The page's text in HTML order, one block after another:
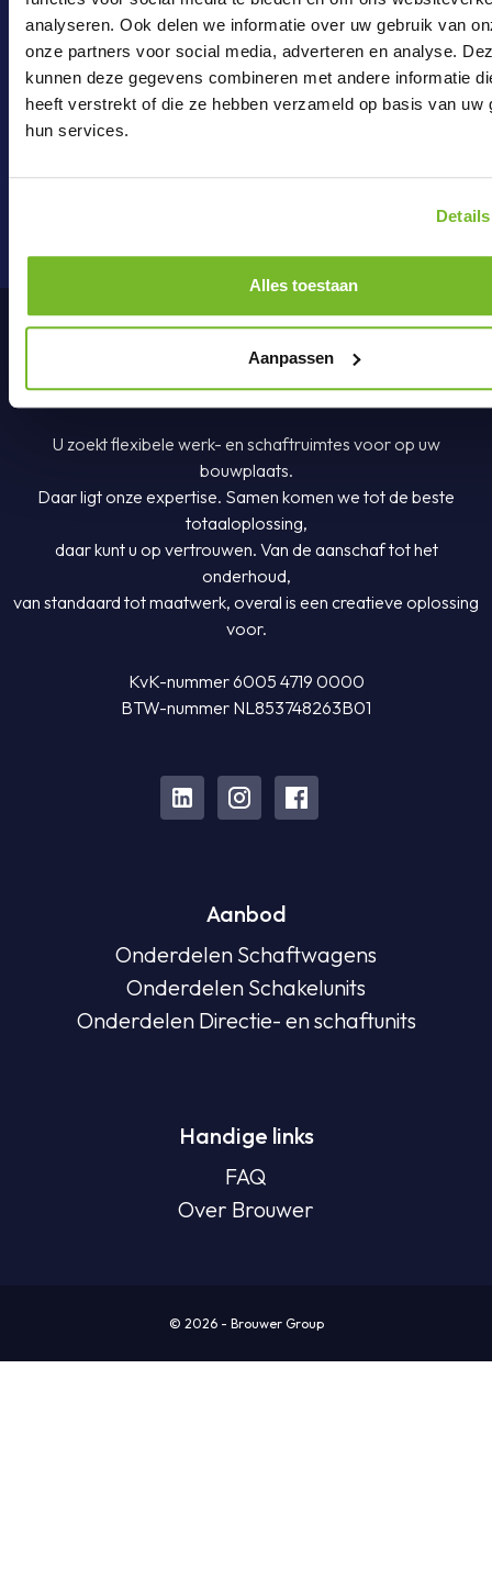
analyseren. Ook delen we informatie over uw gebruik van
onze partners voor social media, adverteren en analyse.
kunnen deze gegevens combineren met andere informatie
heeft verstrekt of die ze hebben verzameld op basis van uw
hun services.
Alles toestaan
Aanpassen
Mail ons
U zoekt flexibele werk- en schaftruimtes voor op uw
bouwplaats.
Daar ligt onze expertise. Samen komen we tot de beste
totaaloplossing,
daar kunt u op vertrouwen. Van de aanschaf tot het
onderhoud,
van standaard tot maatwerk, overal is een creatieve oplossing
voor.
KvK-nummer 6005 4719 0000
BTW-nummer NL853748263B01
Aanbod
Onderdelen Schaftwagens
Onderdelen Schakelunits
Onderdelen Directie- en schaftunits
Handige links
FAQ
Over Brouwer
© 2026 - Brouwer Group